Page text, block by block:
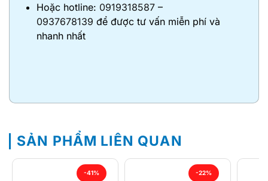
Hoặc hotline: 0919318587–
0937678139 để được tư vấn miễn phí và
nhanh nhất
SẢN PHẨM LIÊN QUAN
-41% -22%